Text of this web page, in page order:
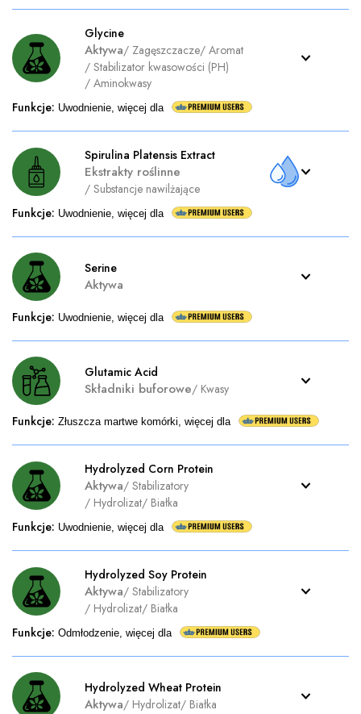
Glycine
Aktywa/ Zagęszczacze/ Aromat
/ Stabilizator kwasowości (PH)
/ Aminokwasy
Funkcje: Uwodnienie, więcej dla
Spirulina Platensis Extract
Ekstrakty roślinne
/ Substancje nawilżające
Funkcje: Uwodnienie, więcej dla
Serine
Aktywa
Funkcje: Uwodnienie, więcej dla
Glutamic Acid
Składniki buforowe/ Kwasy
Funkcje: Złuszcza martwe komórki, więcej dla
Hydrolyzed Corn Protein
Aktywa/ Stabilizatory
/ Hydrolizat/ Białka
Funkcje: Uwodnienie, więcej dla
Hydrolyzed Soy Protein
Aktywa/ Stabilizatory
/ Hydrolizat/ Białka
Funkcje: Odmłodzenie, więcej dla
Hydrolyzed Wheat Protein
Aktywa/ Hydrolizat/ Białka